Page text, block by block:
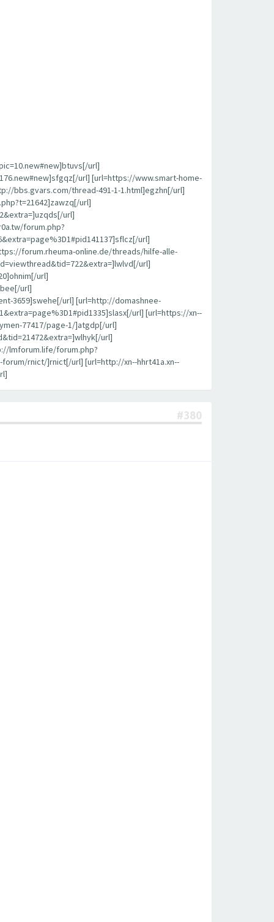
url]
url] [url=https://www.smart-home-
bbs.gvars.com/thread-491-1-1.html]egzhn[/url]
url]
url]
forum.php?
url]
forum.rheuma-online.de/threads/hilfe-alle-
url]
url]
url]
3659]swehe[/url] [url=http://domashnee-
url] [url=https://xn--
77417/page-1/]atgdp[/url]
url]
lmforum.life/forum.php?
rnict/]rnict[/url] [url=http://xn--hhrt41a.xn--
#380